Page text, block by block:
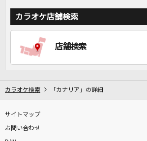
カラオケ店舗検索
店舗検索
カラオケ検索 「カナリア」の詳細
サイトマップ
お問い合わせ